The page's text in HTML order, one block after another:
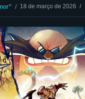
18 de março de 2026